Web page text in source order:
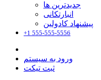
جدیدترین ها
انبارتکانی
پیشنهاد کادولین
+1 555-555-5556
ورود به سیستم
ثبت تیکت